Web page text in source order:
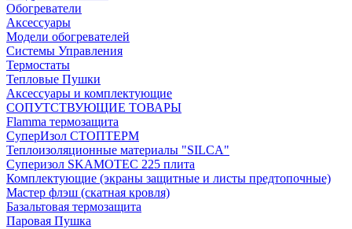
Обогреватели
Аксессуары
Модели обогревателей
Системы Управления
Термостаты
Тепловые Пушки
Аксессуары и комплектующие
СОПУТСТВУЮЩИЕ ТОВАРЫ
Flamma термозащита
СуперИзол СТОПТЕРМ
Теплоизоляционные материалы "SILCA"
Суперизол SKAMOTEC 225 плита
Комплектующие (экраны защитные и листы предтопочные)
Мастер флэш (скатная кровля)
Базальтовая термозащита
Паровая Пушка